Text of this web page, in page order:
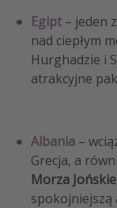
Egipt – jeden
nad ciepłym
Hurghadzie i
atrakcyjne
Albania –
Grecja, a
Morza
spokojniejszą